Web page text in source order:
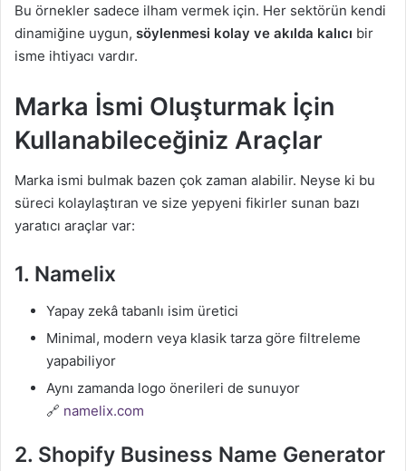
Bu örnekler sadece ilham vermek için. Her sektörün kendi
dinamiğine uygun, söylenmesi kolay ve akılda kalıcı bir
isme ihtiyacı vardır.
Marka İsmi Oluşturmak İçin
Kullanabileceğiniz Araçlar
Marka ismi bulmak bazen çok zaman alabilir. Neyse ki bu
süreci kolaylaştıran ve size yepyeni fikirler sunan bazı
yaratıcı araçlar var:
1. Namelix
Yapay zekâ tabanlı isim üretici
Minimal, modern veya klasik tarza göre filtreleme
yapabiliyor
Aynı zamanda logo önerileri de sunuyor
🔗 namelix.com
2. Shopify Business Name Generator